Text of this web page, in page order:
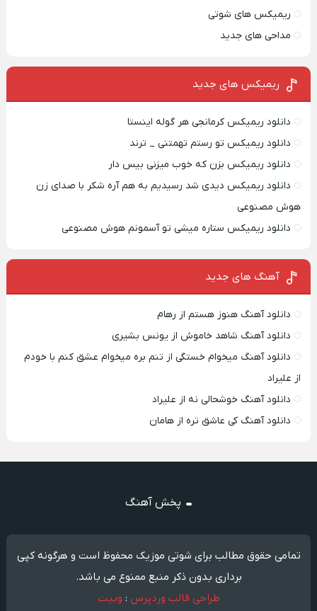
ریمیکس های شوتی
مداحی های جدید
ریمیکس‌ های جدید
دانلود ریمیکس کرمانجی هر گوله اینستا
دانلود ریمیکس تو رستم تهمتنی _ ترند
دانلود ریمیکس بزن که خوب میزنی بیس دار
دانلود ریمیکس دیدی شد رسیدیم به هم آره شکر با صدای زن
هوش مصنوعی
دانلود ریمیکس ستاره میشی تو آسمونم هوش مصنوعی
آهنگ های جدید
دانلود آهنگ هنوز هستم از رهام
دانلود آهنگ شاهد خاموش از یونس بشیری
دانلود آهنگ میخوام خستگی از تنم بره میخوام عشق کنم با خودم
از علیراد
دانلود آهنگ خوشحالی نه از علیراد
دانلود آهنگ کی عاشق تره از هامان
پخش آهنگ
تمامی حقوق مطالب برای شوتی موزیک محفوظ است و هرگونه کپی
برداری بدون ذکر منبع ممنوع می باشد.
طراحی قالب وردپرس : وبیت